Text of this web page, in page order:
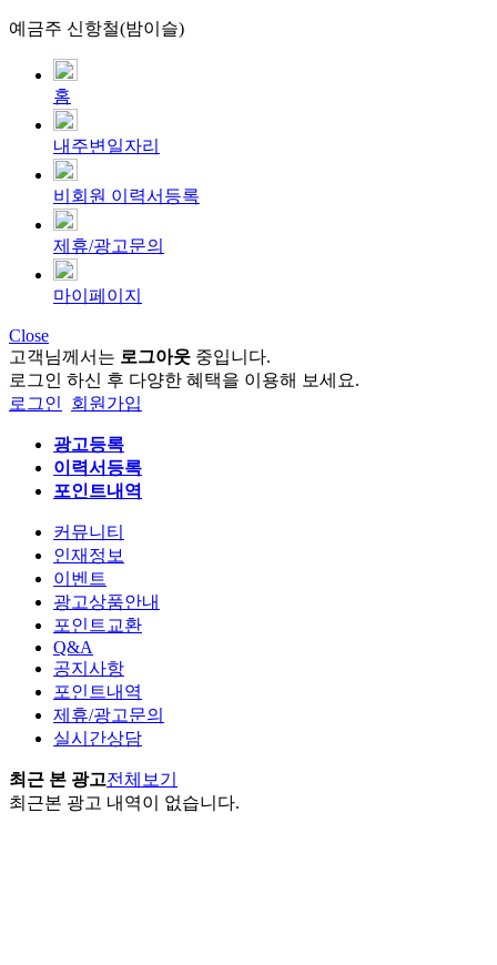
예금주 신항철(밤이슬)
홈
내주변일자리
비회원 이력서등록
제휴/광고문의
마이페이지
Close
고객님께서는 로그아웃 중입니다.
로그인 하신 후 다양한 혜택을 이용해 보세요.
로그인
회원가입
광고등록
이력서등록
포인트내역
커뮤니티
인재정보
이벤트
광고상품안내
포인트교환
Q&A
공지사항
포인트내역
제휴/광고문의
실시간상담
최근 본 광고전체보기
최근본 광고 내역이 없습니다.